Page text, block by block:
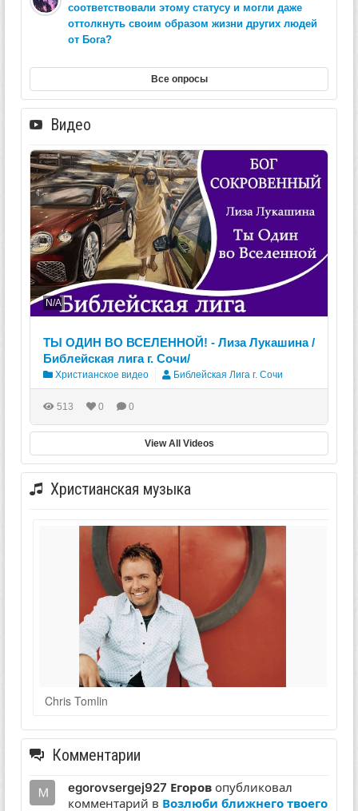
соответствовали этому статусу и могли даже
оттолкнуть своим образом жизни других людей
от Бога?
Все опросы
Видео
N/A
ТЫ ОДИН ВО ВСЕЛЕННОЙ! - Лиза Лукашина /
Библейская лига г. Сочи/
Христианское видео Библейская Лига г. Сочи
513 0 0
View All Videos
Христианская музыка
Chris Tomlin
Комментарии
egorovsergej927 Егоров опубликовал
комментарий в Возлюби ближнего твоего